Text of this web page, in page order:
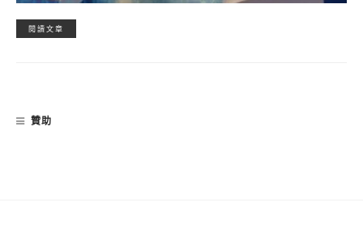
閱讀文章
贊助